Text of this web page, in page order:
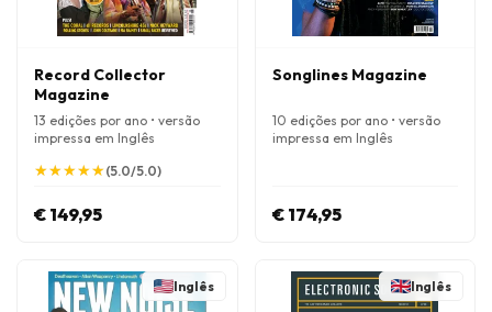
Record Collector
Magazine
13 edições por ano • versão
impressa em Inglês
★
★★
★★
★★
★★
★(5.0/5.0)
€ 149,95
Songlines Magazine
10 edições por ano • versão
impressa em Inglês
€ 174,95
Inglês Inglês